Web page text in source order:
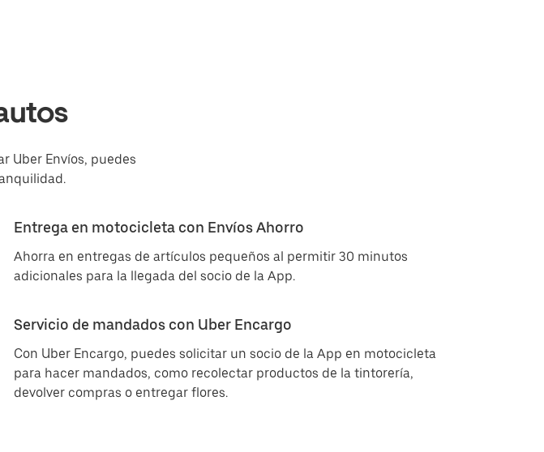
Uber Envíos, puedes
Entrega en motocicleta con Envíos Ahorro
Ahorra en entregas de artículos pequeños al permitir 30 minutos
adicionales para la llegada del socio de la App.
Servicio de mandados con Uber Encargo
Con Uber Encargo, puedes solicitar un socio de la App en motocicleta
para hacer mandados, como recolectar productos de la tintorería,
devolver compras o entregar flores.